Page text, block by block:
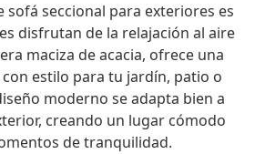
seccional para exteriores es
disfrutan de la relajación al aire
maciza de acacia, ofrece una
estilo para tu jardín, patio o
moderno se adapta bien a
creando un lugar cómodo
de tranquilidad.